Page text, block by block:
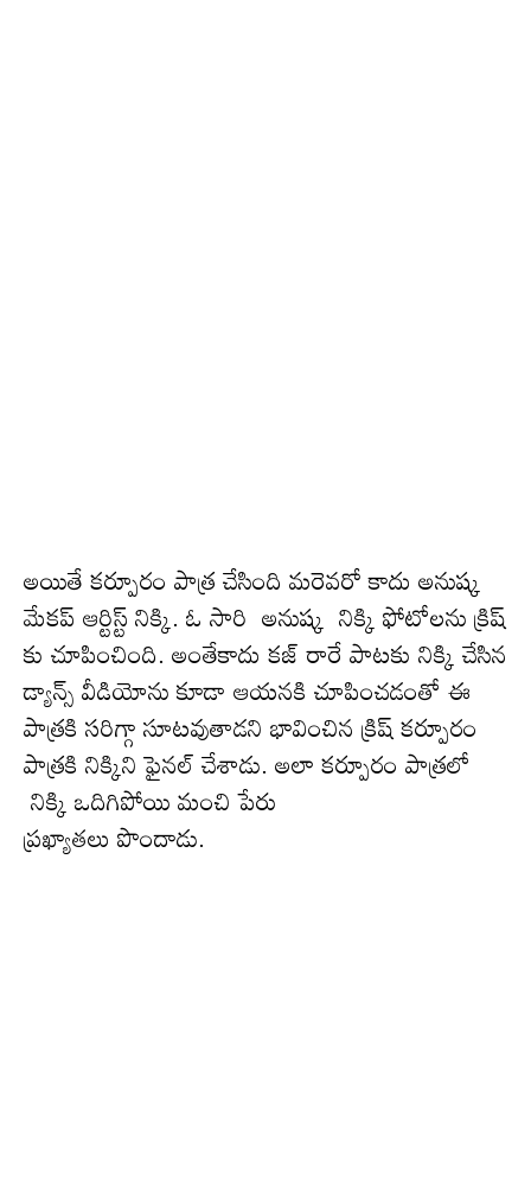
అయితే క‌ర్పూరం పాత్ర చేసింది మ‌రెవ‌రో కాదు అనుష్క
మేక‌ప్ ఆర్టిస్ట్ నిక్కి. ఓ సారి అనుష్క నిక్కి ఫోటోల‌ను క్రిష్
కు చూపించింది. అంతేకాదు క‌జ్ రారే పాట‌కు నిక్కి చేసిన
డ్యాన్స్ వీడియోను కూడా ఆయ‌న‌కి చూపించ‌డంతో ఈ
పాత్ర‌కి స‌రిగ్గా సూట‌వుతాడ‌ని భావించిన క్రిష్ క‌ర్పూరం
పాత్ర‌కి నిక్కిని ఫైన‌ల్ చేశాడు. అలా క‌ర్పూరం పాత్ర‌లో
నిక్కి ఒదిగిపోయి మంచి పేరు
ప్ర‌ఖ్యాత‌లు పొందాడు.